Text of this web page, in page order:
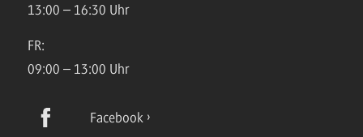
13:00 – 16:30 Uhr
FR:
09:00 – 13:00 Uhr
Facebook